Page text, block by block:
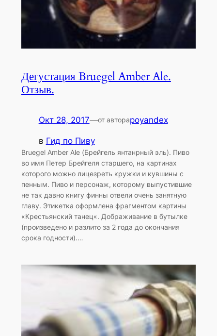
Дегустация Bruegel Amber Ale.
Отзыв.
Окт 28, 2017—от автораpoyandex
в Гид по Пиву
Bruegel Amber Ale (Брейгель янтанрный эль). Пиво
во имя Петер Брейгеля старшего, на картинах
которого можно лицезреть кружки и кувшины с
пенным. Пиво и персонаж, которому выпустившие
не так давно книгу финны отвели очень занятную
главу. Этикетка оформлена фрагментом картины
«Крестьянский танец«. Дображивание в бутылке
(произведено и разлито за 2 года до окончания
срока годности).…